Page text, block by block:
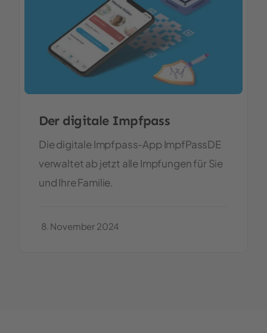
Der digitale Impfpass
Die digitale Impfpass-App ImpfPassDE
verwaltet ab jetzt alle Impfungen für Sie
und Ihre Familie.
8. November 2024